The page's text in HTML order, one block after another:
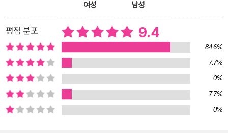
는 캔버스이자 캔버스 위의 그림이다. 우리는 도구이자 도구를 사용
하는 예술가이다. (17~18쪽) 느낌, 디바인 매트릭스의 작동 열쇠 일
상에서 디바인 매트릭스의 힘을 활용하려면, 이 매트릭스가 어떻게
작동하는지 정확히 이해하고 매트릭스가 인식하는 언어로 소통해야
한다. 그 언어는 바로 ‘느낌’과 ‘감정’이다. 전작 《잃어버린 기도의 비
밀》뿐만 아니라 해빙·끌어당김의 법칙을 언급하는 수많은 책이 ‘느
낌’의 중요성을 강조하고 있지만, 정작 그 과학적 배경과 구체적인 원
리를 알기 쉽게 설명해주는 경우는 드물었다. 과연 ‘느낌에 흠뻑 젖어
서 실감 나게 그 상황을 이미 느끼는 것’만으로 현실이 바뀌고 소원이
여성
남성
평점 분포 9.4
84.6%
7.7%
0%
7.7%
0%